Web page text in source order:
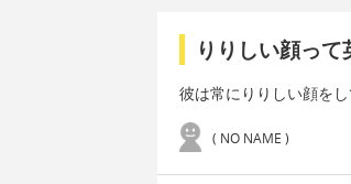
りりしい顔って
彼は常にりりしい顔を
( NO NAME )